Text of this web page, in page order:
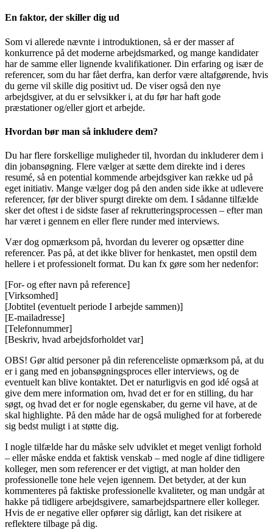
En faktor, der skiller dig ud
Som vi allerede nævnte i introduktionen, så er der masser af
konkurrence på det moderne arbejdsmarked, og mange kandidater
har de samme eller lignende kvalifikationer. Din erfaring og især de
referencer, som du har fået derfra, kan derfor være altafgørende, hvis
du gerne vil skille dig positivt ud. De viser også den nye
arbejdsgiver, at du er selvsikker i, at du før har haft gode
præstationer og/eller gjort et arbejde.
Hvordan bør man så inkludere dem?
Du har flere forskellige muligheder til, hvordan du inkluderer dem i
din jobansøgning. Flere vælger at sætte dem direkte ind i deres
resumé, så en potential kommende arbejdsgiver kan række ud på
eget initiativ. Mange vælger dog på den anden side ikke at udlevere
referencer, før der bliver spurgt direkte om dem. I sådanne tilfælde
sker det oftest i de sidste faser af rekrutteringsprocessen – efter man
har været i gennem en eller flere runder med interviews.
Vær dog opmærksom på, hvordan du leverer og opsætter dine
referencer. Pas på, at det ikke bliver for henkastet, men opstil dem
hellere i et professionelt format. Du kan fx gøre som her nedenfor:
[For- og efter navn på reference]
[Virksomhed]
[Jobtitel (eventuelt periode I arbejde sammen)]
[E-mailadresse]
[Telefonnummer]
[Beskriv, hvad arbejdsforholdet var]
OBS! Gør altid personer på din referenceliste opmærksom på, at du
er i gang med en jobansøgningsproces eller interviews, og de
eventuelt kan blive kontaktet. Det er naturligvis en god idé også at
give dem mere information om, hvad det er for en stilling, du har
søgt, og hvad det er for nogle egenskaber, du gerne vil have, at de
skal highlighte. På den måde har de også mulighed for at forberede
sig bedst muligt i at støtte dig.
I nogle tilfælde har du måske selv udviklet et meget venligt forhold
– eller måske endda et faktisk venskab – med nogle af dine tidligere
kolleger, men som referencer er det vigtigt, at man holder den
professionelle tone hele vejen igennem. Det betyder, at der kun
kommenteres på faktiske professionelle kvaliteter, og man undgår at
hakke på tidligere arbejdsgivere, samarbejdspartnere eller kolleger.
Hvis de er negative eller opfører sig dårligt, kan det risikere at
reflektere tilbage på dig.